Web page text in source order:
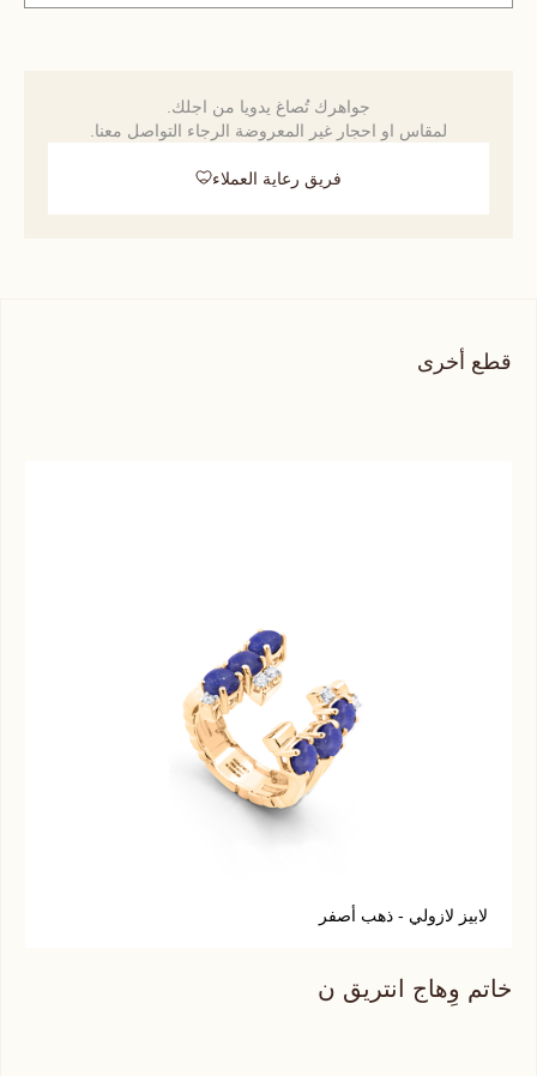
جواهرك تُصاغ يدويا من اجلك.
لمقاس او احجار غير المعروضة الرجاء التواصل معنا.
فريق رعاية العملاء
قطع أخرى
لابيز لازولي - ذهب أصفر
خاتم وِهاج انتريق ن